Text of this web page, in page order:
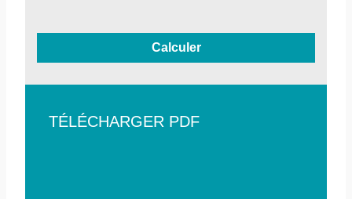
Calculer
TÉLÉCHARGER PDF